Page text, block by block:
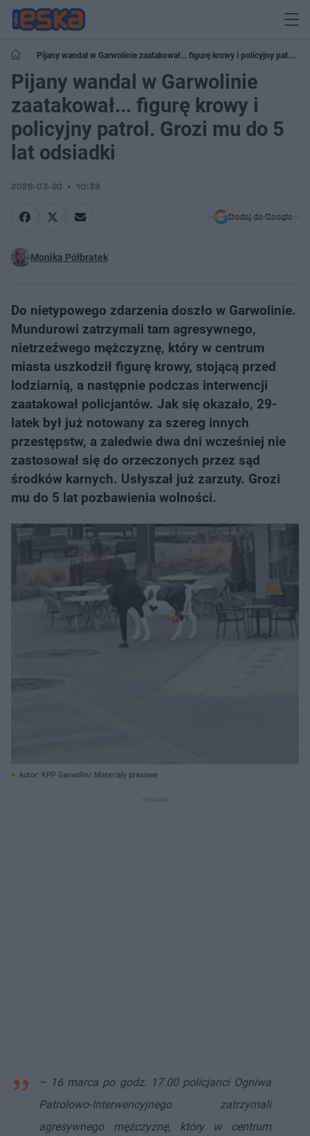
Pijany wandal w Garwolinie zaatakował... figurę krowy i policyjny patrol.
Grozi mu do 5 lat odsiadki
Pijany wandal w Garwolinie
zaatakował... figurę krowy i
policyjny patrol. Grozi mu do 5
lat odsiadki
2026-03-20 10:39
Dodaj do Google
Monika Półbratek
Do nietypowego zdarzenia doszło w Garwolinie.
Mundurowi zatrzymali tam agresywnego,
nietrzeźwego mężczyznę, który w centrum
miasta uszkodził figurę krowy, stojącą przed
lodziarnią, a następnie podczas interwencji
zaatakował policjantów. Jak się okazało, 29-
latek był już notowany za szereg innych
przestępstw, a zaledwie dwa dni wcześniej nie
zastosował się do orzeczonych przez sąd
środków karnych. Usłyszał już zarzuty. Grozi
mu do 5 lat pozbawienia wolności.
Autor: KPP Garwolin/ Materiały prasowe
– 16 marca po godz. 17.00 policjanci Ogniwa
Patrolowo‑Interwencyjnego zatrzymali
agresywnego mężczyznę, który w centrum